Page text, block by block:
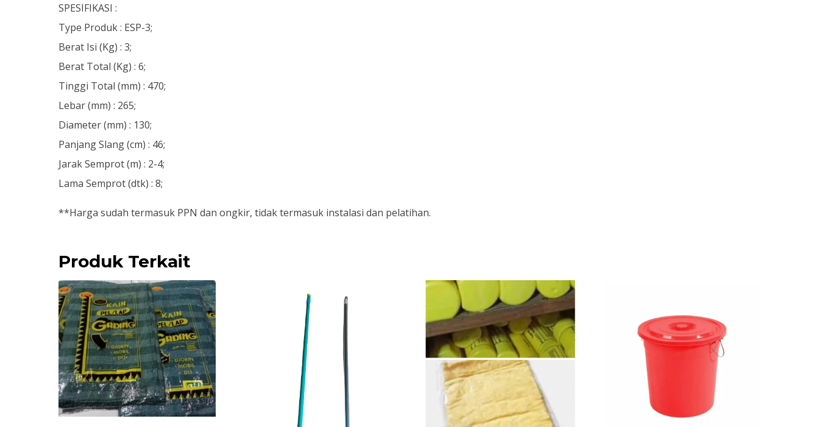
SPESIFIKASI :
Type Produk : ESP-3;
Berat Isi (Kg) : 3;
Berat Total (Kg) : 6;
Tinggi Total (mm) : 470;
Lebar (mm) : 265;
Diameter (mm) : 130;
Panjang Slang (cm) : 46;
Jarak Semprot (m) : 2-4;
Lama Semprot (dtk) : 8;
**Harga sudah termasuk PPN dan ongkir, tidak termasuk instalasi dan pelatihan.
Produk Terkait